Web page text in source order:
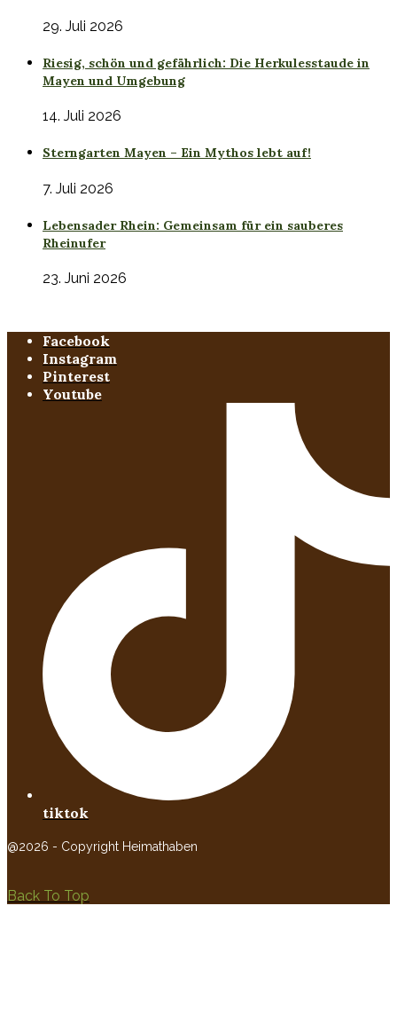
29. Juli 2026
Riesig, schön und gefährlich: Die Herkulesstaude in
Mayen und Umgebung
14. Juli 2026
Sterngarten Mayen – Ein Mythos lebt auf!
7. Juli 2026
Lebensader Rhein: Gemeinsam für ein sauberes
Rheinufer
23. Juni 2026
Facebook
Instagram
Pinterest
Youtube
tiktok
@2026 - Copyright Heimathaben
Back To Top